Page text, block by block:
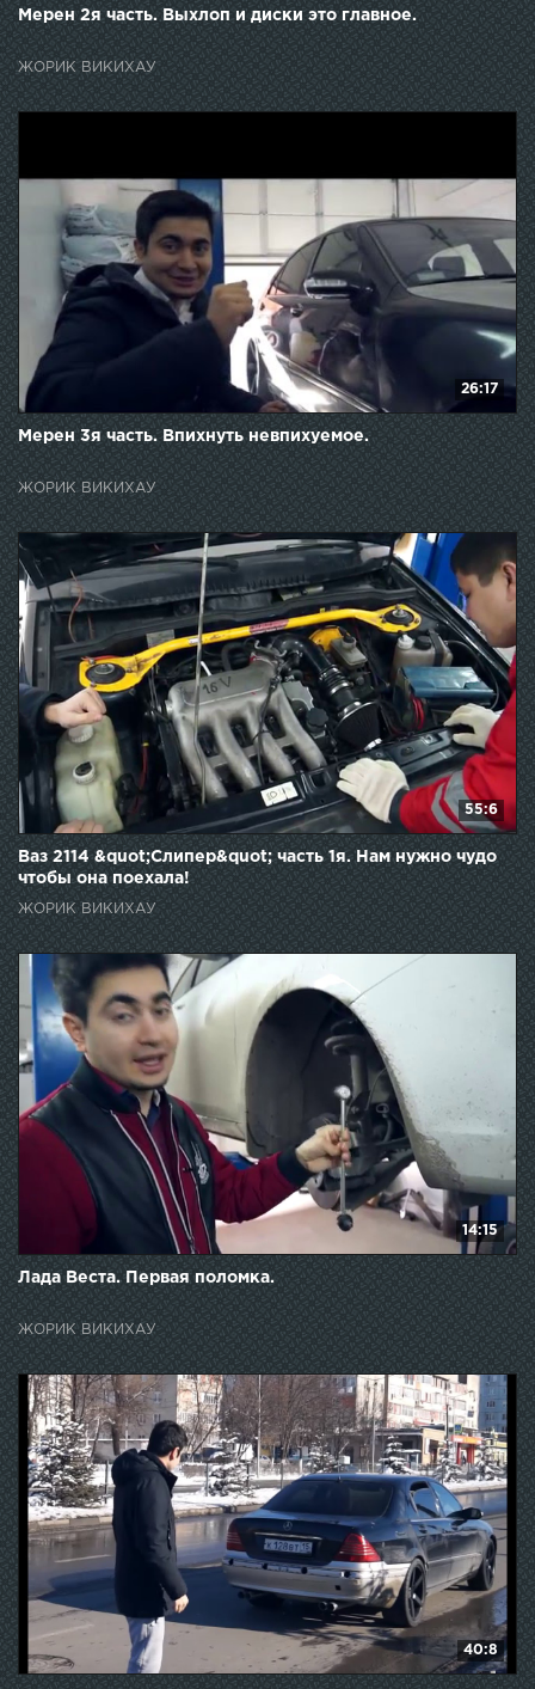
Мерен 2я часть. Выхлоп и диски это главное.
ЖОРИК ВИКИХАУ
26:17
Мерен 3я часть. Впихнуть невпихуемое.
ЖОРИК ВИКИХАУ
55:6
Ваз 2114 &quot;Слипер&quot; часть 1я. Нам нужно чудо
чтобы она поехала!
ЖОРИК ВИКИХАУ
14:15
Лада Веста. Первая поломка.
ЖОРИК ВИКИХАУ
40:8